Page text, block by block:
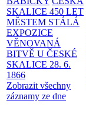
SKALICE 450 LET
MĚSTEM STÁLÁ
EXPOZICE
VĚNOVANÁ
BITVĚ U ČESKÉ
SKALICE 28. 6.
1866
Zobrazit všechny
záznamy ze dne